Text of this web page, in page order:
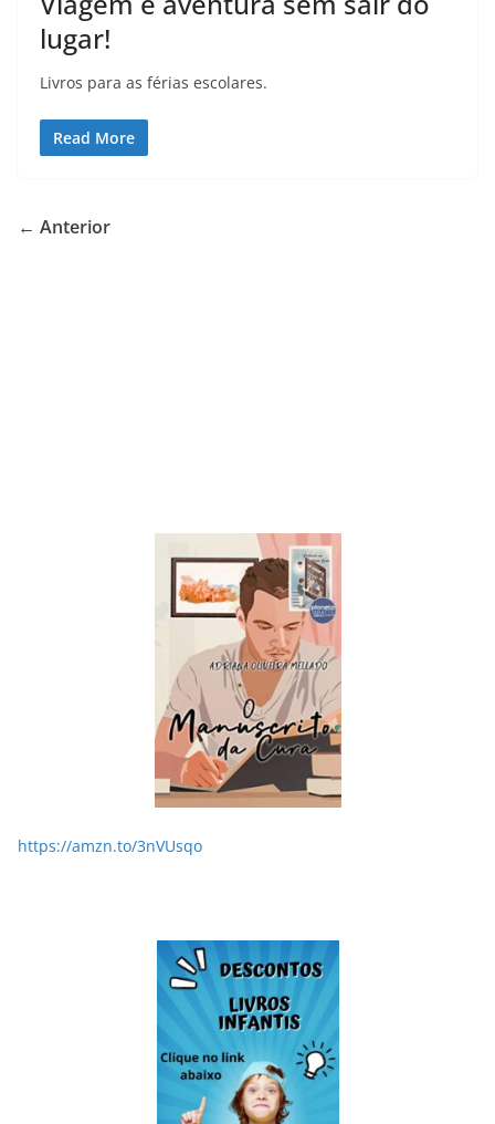
lugar!
Livros para as férias escolares.
Read More
← Anterior
Dupla de inspiração: explorando dois livros de
Chico Xavier.
28/05/2026 Adriana
https://amzn.to/3nVUsqo